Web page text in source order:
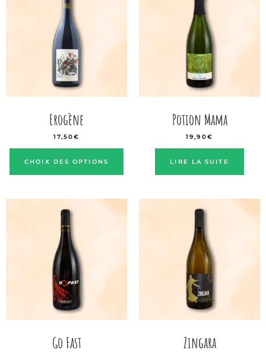
Erogène
17,50€
CHOIX DES OPTIONS
Potion Mama
19,90€
LIRE LA SUITE
Go Fast Zingara